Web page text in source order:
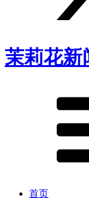
茉莉花新
首页